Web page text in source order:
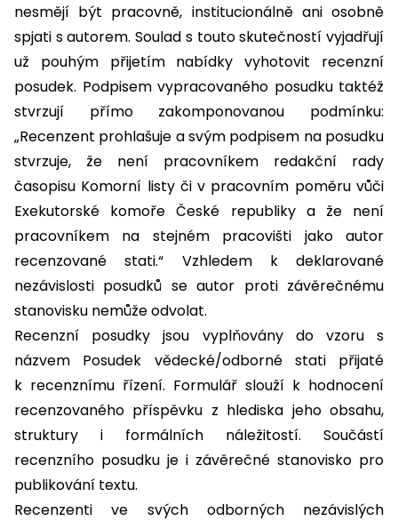
nesmějí být pracovně, institucionálně ani osobně
spjati s autorem. Soulad s touto skutečností vyjadřují
už pouhým přijetím nabídky vyhotovit recenzní
posudek. Podpisem vypracovaného posudku taktéž
stvrzují přímo zakomponovanou podmínku:
„Recenzent prohlašuje a svým podpisem na posudku
stvrzuje, že není pracovníkem redakční rady
časopisu Komorní listy či v pracovním poměru vůči
Exekutorské komoře České republiky a že není
pracovníkem na stejném pracovišti jako autor
recenzované stati.“ Vzhledem k deklarované
nezávislosti posudků se autor proti závěrečnému
stanovisku nemůže odvolat.
Recenzní posudky jsou vyplňovány do vzoru s
názvem Posudek vědecké/odborné stati přijaté
k recenznímu řízení. Formulář slouží k hodnocení
recenzovaného příspěvku z hlediska jeho obsahu,
struktury i formálních náležitostí. Součástí
recenzního posudku je i závěrečné stanovisko pro
publikování textu.
Recenzenti ve svých odborných nezávislých